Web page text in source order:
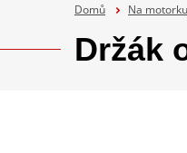
Domů Na motorku
Držák